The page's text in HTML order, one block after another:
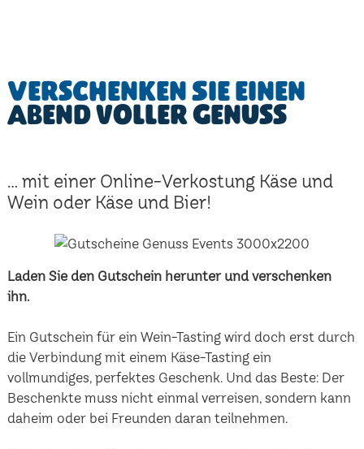
Verschenken Sie einen
Abend voller Genuss
... mit einer Online-Verkostung Käse und
Wein oder Käse und Bier!
Laden Sie den Gutschein herunter und verschenken
ihn.
Ein Gutschein für ein Wein-Tasting wird doch erst durch
die Verbindung mit einem Käse-Tasting ein
vollmundiges, perfektes Geschenk. Und das Beste: Der
Beschenkte muss nicht einmal verreisen, sondern kann
daheim oder bei Freunden daran teilnehmen.